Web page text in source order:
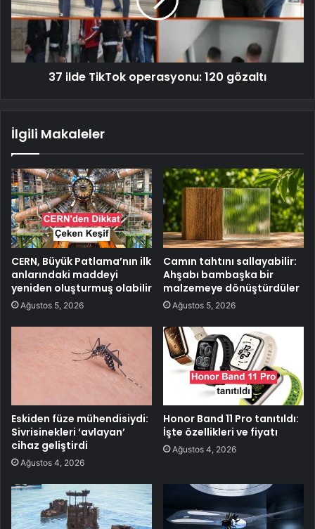
37 ilde TikTok operasyonu: 120 gözaltı
İlgili Makaleler
CERN, Büyük Patlama’nın ilk
anlarındaki maddeyi
yeniden oluşturmuş olabilir
Ağustos 5, 2026
Camın tahtını sallayabilir:
Ahşabı bambaşka bir
malzemeye dönüştürdüler
Ağustos 5, 2026
Eskiden füze mühendisiydi:
Sivrisinekleri ‘avlayan’
cihaz geliştirdi
Ağustos 4, 2026
Honor Band 11 Pro tanıtıldı:
İşte özellikleri ve fiyatı
Ağustos 4, 2026